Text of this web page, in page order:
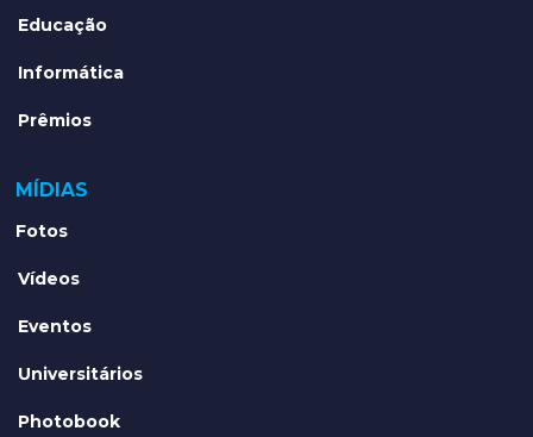
Educação
Informática
Prêmios
MÍDIAS
Fotos
Vídeos
Eventos
Universitários
Photobook